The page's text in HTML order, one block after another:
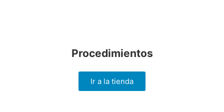
Procedimientos
Ir a la tienda